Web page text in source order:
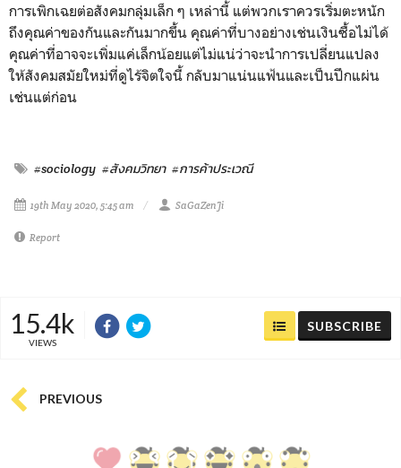
การเพิกเฉยต่อสังคมกลุ่มเล็ก ๆ เหล่านี้ แต่พวกเราควรเริ่มตะหนัก
ถึงคุณค่าของกันและกันมากขึ้น คุณค่าที่บางอย่างเช่นเงินซื้อไม่ได้
คุณค่าที่อาจจะเพิ่มแค่เล็กน้อยแต่ไม่แน่ว่าจะนำการเปลี่ยนแปลง
ให้สังคมสมัยใหม่ที่ดูไร้จิตใจนี้ กลับมาแน่นแฟ้นและเป็นปึกแผ่น
เช่นแต่ก่อน
#sociology #สังคมวิทยา #การค้าประเวณี
19th May 2020, 5:45 am SaGaZenJi
Report
15.4k
VIEWS
SUBSCRIBE
PREVIOUS